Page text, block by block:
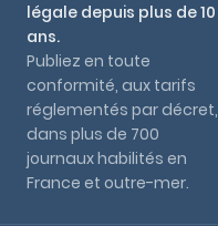
légale depuis plus de 10
ans.
Publiez en toute
conformité, aux tarifs
réglementés par décret,
dans plus de 700
journaux habilités en
France et outre-mer.